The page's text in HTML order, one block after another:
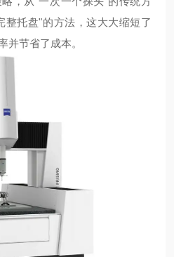
整托盘"的方法，这大大缩短了
并节省了成本。